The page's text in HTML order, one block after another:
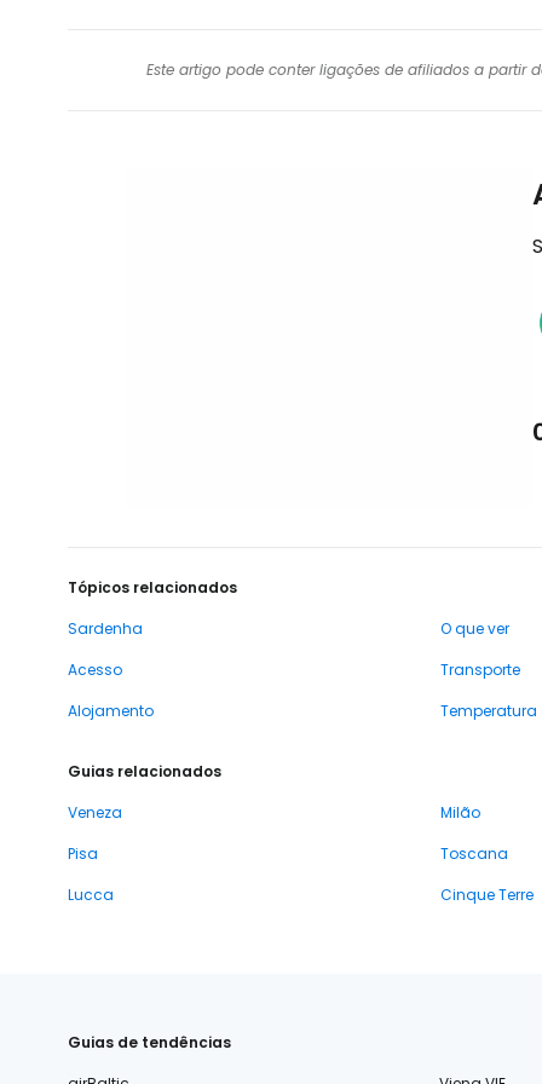
Este artigo pode conter ligações de afiliados a partir
Tópicos relacionados
Sardenha
O que ver
Acesso
Transporte
Alojamento
Guias relacionados
Veneza
Milão
Pisa
Toscana
Lucca
Cinque Terre
Guias de tendências